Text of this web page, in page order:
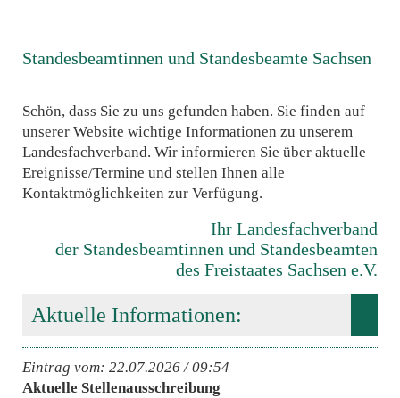
Standesbeamtinnen und Standesbeamte Sachsen
Schön, dass Sie zu uns gefunden haben. Sie finden auf
unserer Website wichtige Informationen zu unserem
Landesfachverband. Wir informieren Sie über aktuelle
Ereignisse/Termine und stellen Ihnen alle
Kontaktmöglichkeiten zur Verfügung.
Ihr Landesfachverband
der Standesbeamtinnen und Standesbeamten
des Freistaates Sachsen e.V.
Aktuelle Informationen:
Eintrag vom: 22.07.2026 / 09:54
Aktuelle Stellenausschreibung